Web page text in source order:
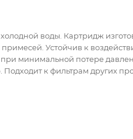
воды. Картридж
Устойчив к
минимальной потере
к фильтрам других